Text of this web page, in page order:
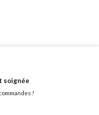
soignée
!